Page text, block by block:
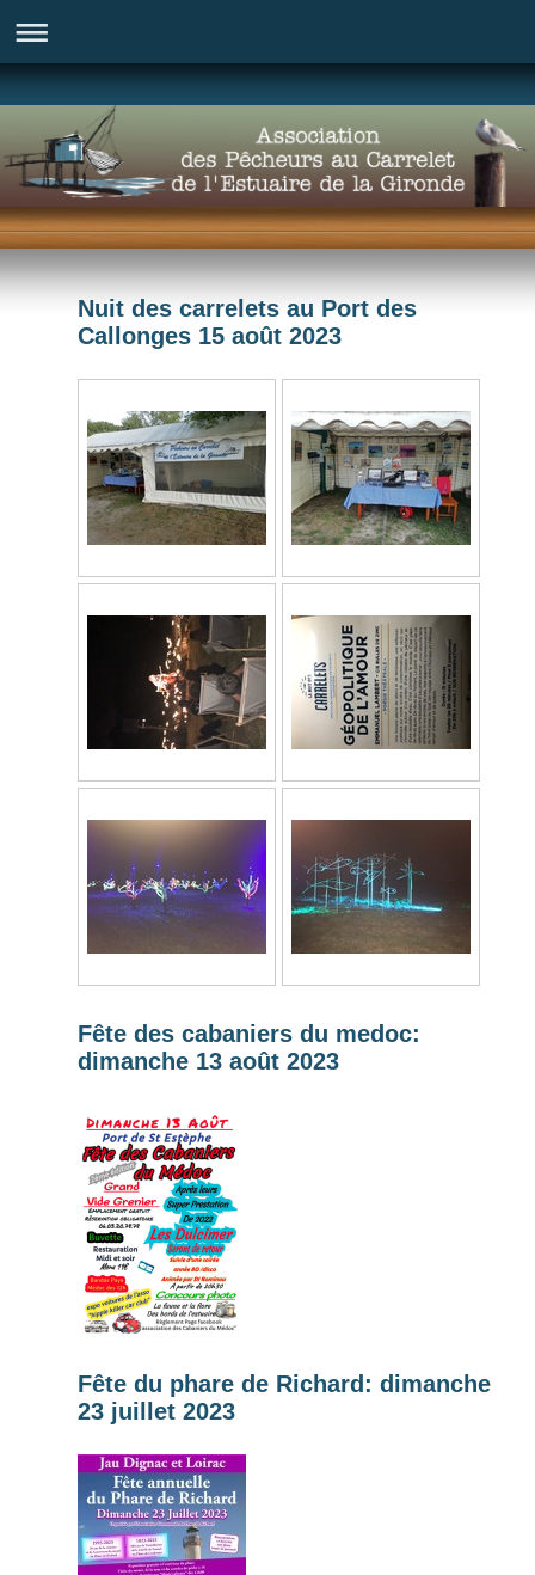
Nuit des carrelets au Port des
Callonges 15 août 2023
Fête des cabaniers du medoc:
dimanche 13 août 2023
Fête du phare de Richard: dimanche
23 juillet 2023